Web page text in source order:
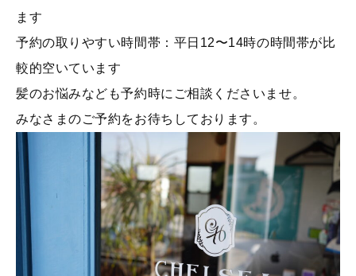
ます
予約の取りやすい時間帯：平日12〜14時の時間帯が比
較的空いています
髪のお悩みなども予約時にご相談くださいませ。
みなさまのご予約をお待ちしております。